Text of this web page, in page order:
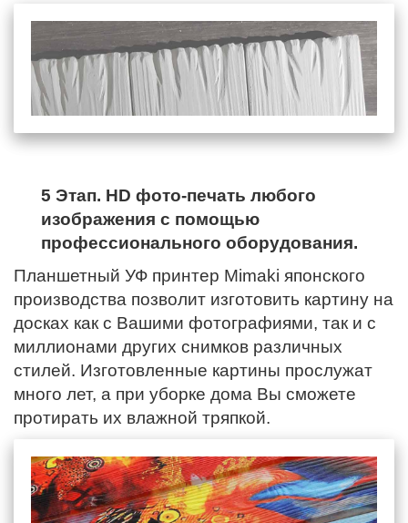
5 Этап. HD фото-печать любого
изображения с помощью
профессионального оборудования.
Планшетный УФ принтер Mimaki японского
производства позволит изготовить картину на
досках как с Вашими фотографиями, так и с
миллионами других снимков различных
стилей. Изготовленные картины прослужат
много лет, а при уборке дома Вы сможете
протирать их влажной тряпкой.